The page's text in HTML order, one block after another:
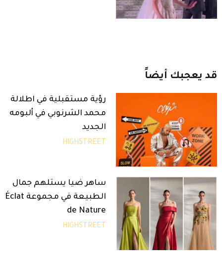
قد يعجبك أيضاً
رؤية مستقبلية في اطلالة
محمد الشرنوبي في ألبومه
الجديد
HIGHSTREET
ساهر ضيا يستلهم جمال
الطبيعة في مجموعة Éclat
de Nature
HIGHSTREET